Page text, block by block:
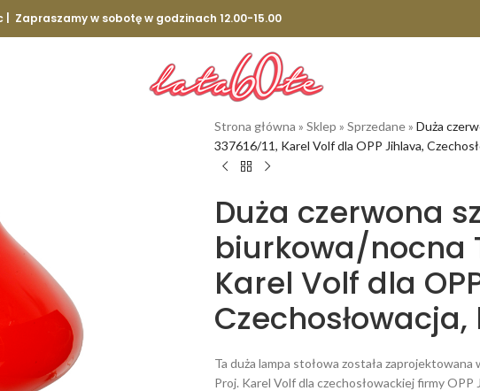
Zapraszamy w sobotę w godzinach 12.00-15.00
Strona główna » Sklep » Sprzedane» Duża
337616/11, Karel Volf dla OPP Jihlava,
Duża czerwona
biurkowa/nocna
Karel Volf dla
Ta duża lampa stołowa została zaprojektowana
Proj. Karel Volf dla czechosłowackiej firmy